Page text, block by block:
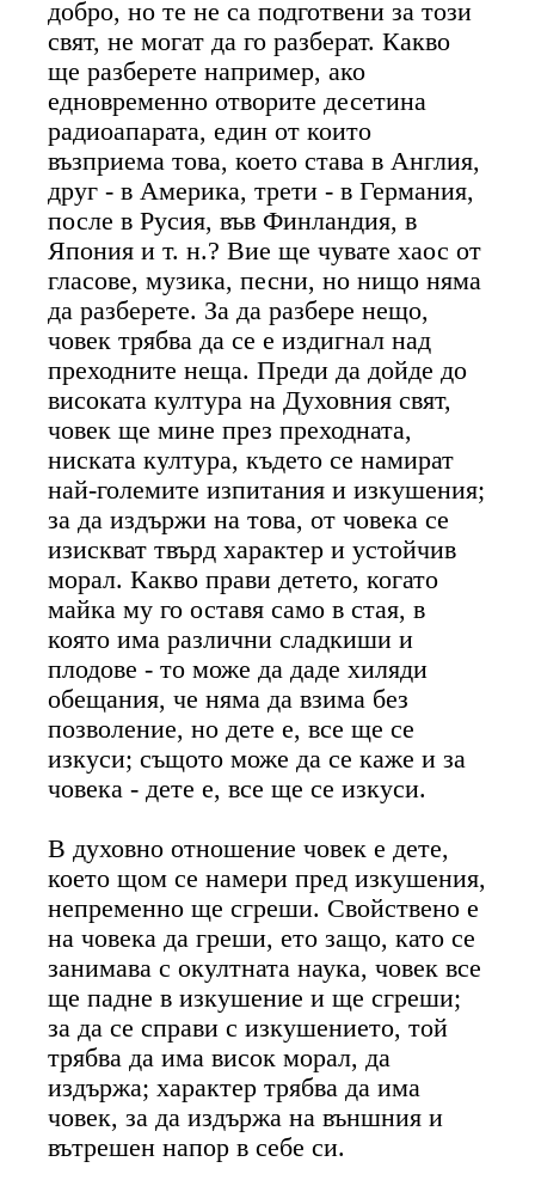
добро, но те не са подготвени за този
свят, не могат да го разберат. Какво
ще разберете например, ако
едновременно отворите десетина
радиоапарата, един от които
възприема това, което става в Англия,
друг - в Америка, трети - в Германия,
после в Русия, във Финландия, в
Япония и т. н.? Вие ще чувате хаос от
гласове, музика, песни, но нищо няма
да разберете. За да разбере нещо,
човек трябва да се е издигнал над
преходните неща. Преди да дойде до
високата култура на Духовния свят,
човек ще мине през преходната,
ниската култура, където се намират
най-големите изпитания и изкушения;
за да издържи на това, от човека се
изискват твърд характер и устойчив
морал. Какво прави детето, когато
майка му го оставя само в стая, в
която има различни сладкиши и
плодове - то може да даде хиляди
обещания, че няма да взима без
позволение, но дете е, все ще се
изкуси; същото може да се каже и за
човека - дете е, все ще се изкуси.
В духовно отношение човек е дете,
което щом се намери пред изкушения,
непременно ще сгреши. Свойствено е
на човека да греши, ето защо, като се
занимава с окултната наука, човек все
ще падне в изкушение и ще сгреши;
за да се справи с изкушението, той
трябва да има висок морал, да
издържа; характер трябва да има
човек, за да издържа на външния и
вътрешен напор в себе си.